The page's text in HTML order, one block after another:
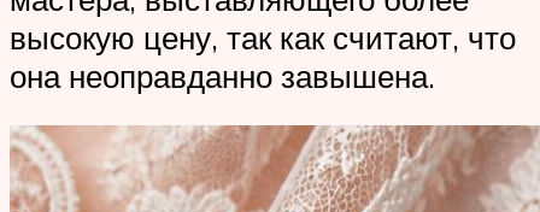
высокую цену, так как считают, что
она неоправданно завышена.